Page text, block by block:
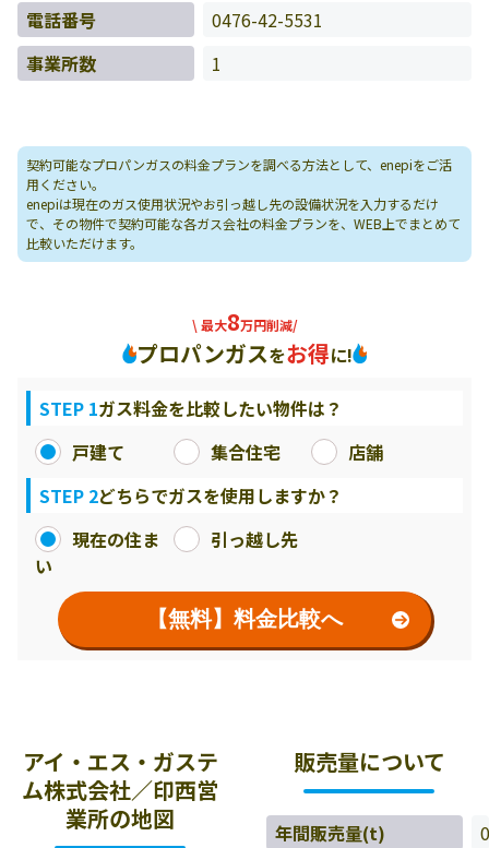
電話番号
0476-42-5531
事業所数
1
契約可能なプロパンガスの料金プランを調べる方法として、enepiをご活
用ください。
enepiは現在のガス使用状況やお引っ越し先の設備状況を入力するだけ
で、その物件で契約可能な各ガス会社の料金プランを、WEB上でまとめて
比較いただけます。
\ 最大8万円削減/
プロパンガスをお得に!
STEP 1ガス料金を比較したい物件は？
戸建て
集合住宅
店舗
STEP 2どちらでガスを使用しますか？
現在の住ま
い
引っ越し先
【無料】料金比較へ
アイ・エス・ガステ
ム株式会社／印西営
業所の地図
販売量について
年間販売量(t)
0